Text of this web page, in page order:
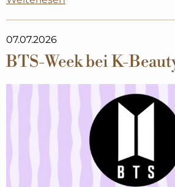
07.07.2026
BTS-Week bei K-